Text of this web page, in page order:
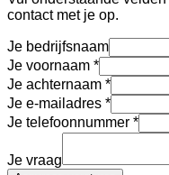
contact met je op.
Je bedrijfsnaam
Je voornaam
Je achternaam
Je e-mailadres
Je telefoonnummer
Je vraag